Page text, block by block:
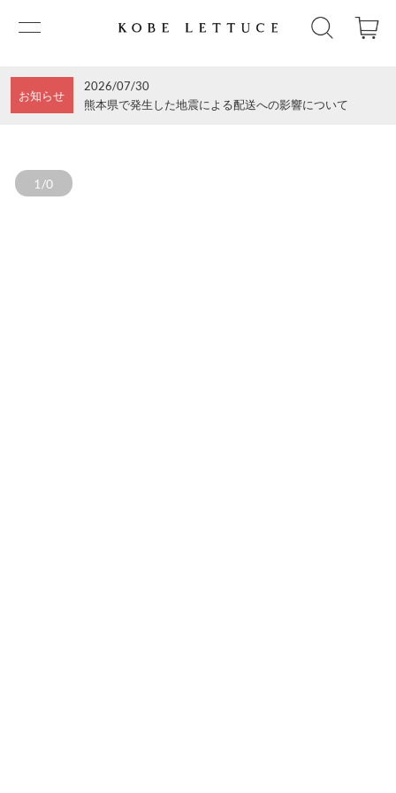
お知らせ
2026/07/30
熊本県で発生した地震による配送への影響について
1/0